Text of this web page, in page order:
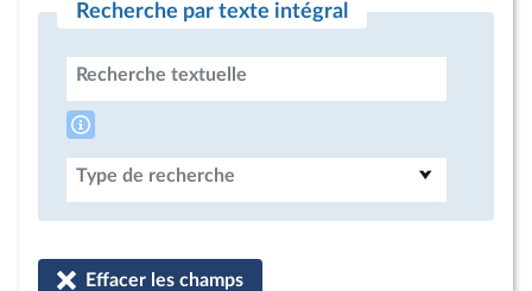
Recherche par texte intégral
Recherche textuelle
Type de recherche
Effacer les champs